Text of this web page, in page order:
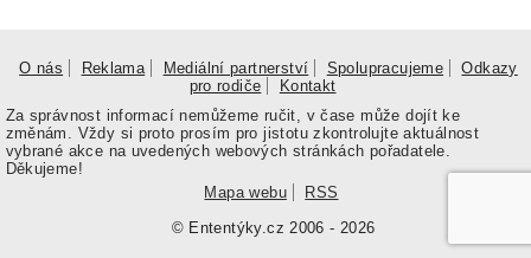
O nás Reklama Mediální partnerství Spolupracujeme
Odkazy
pro rodiče
Kontakt
© Ententýky.cz 2006 - 2026
Za správnost informací nemůžeme ručit, v čase může dojít ke
změnám. Vždy si proto prosím pro jistotu zkontrolujte aktuálnost
vybrané akce na uvedených webových stránkách pořadatele.
Děkujeme!
Mapa webu
RSS